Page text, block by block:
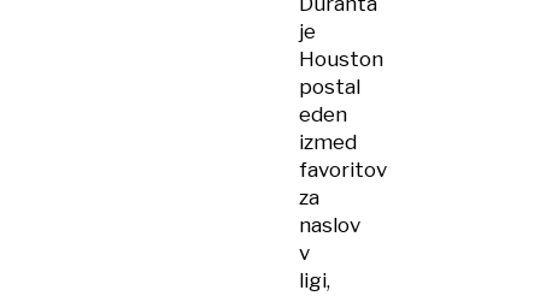
je
Houston
postal
eden
izmed
favoritov
za
naslov
v
ligi,